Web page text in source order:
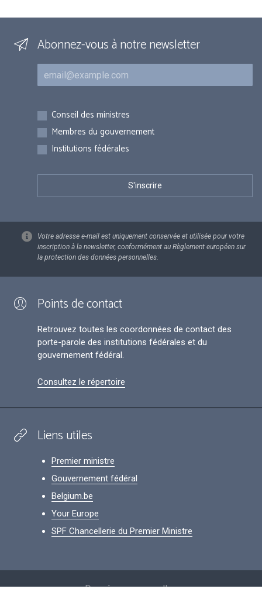
Abonnez-vous à notre newsletter
Courriel
Inscriptions
Conseil des ministres
Membres du gouvernement
Institutions fédérales
Votre adresse e-mail est uniquement conservée et utilisée pour votre
inscription à la newsletter, conformément au Règlement européen sur
la protection des données personnelles.
Points de contact
Retrouvez toutes les coordonnées de contact des
porte-parole des institutions fédérales et du
gouvernement fédéral.
Consultez le répertoire
Liens utiles
Premier ministre
Gouvernement fédéral
Belgium.be
Your Europe
SPF Chancellerie du Premier Ministre
Données personnelles